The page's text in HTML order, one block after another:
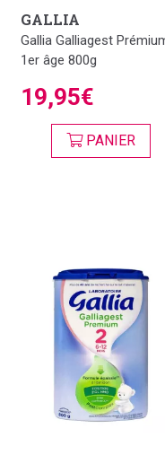
GALLIA
Gallia Galliagest
1er âge 800g
19,95€
PANIER